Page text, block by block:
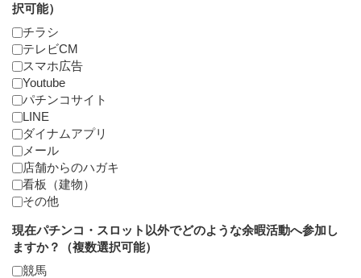
択可能）
チラシ
テレビCM
スマホ広告
Youtube
パチンコサイト
LINE
ダイナムアプリ
メール
店舗からのハガキ
看板（建物）
その他
現在パチンコ・スロット以外でどのような余暇活動へ参加し
ますか？（複数選択可能）
競馬